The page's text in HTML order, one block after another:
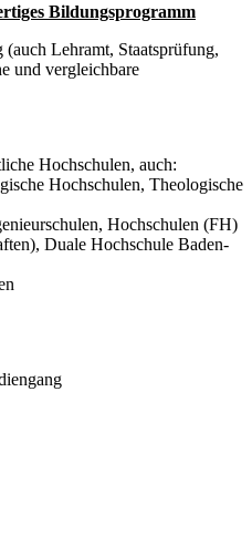
Bildungsprogramm
Lehramt, Staatsprüfung,
und vergleichbare
Hochschulen, auch:
Hochschulen, Theologische
Hochschulen (FH)
Duale Hochschule Baden-